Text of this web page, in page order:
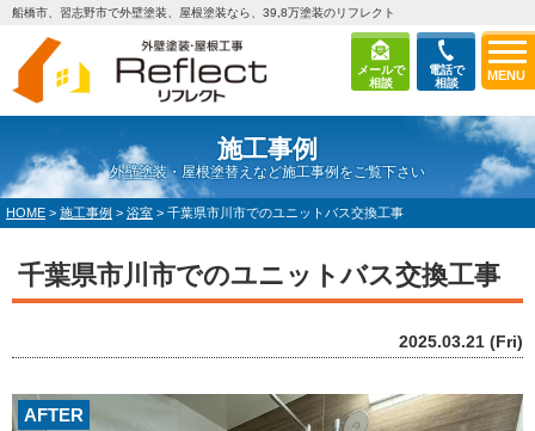
メールで
相談
電話で
相談
MENU
船橋市、習志野市で外壁塗装、屋根塗装なら、39,8万塗装のリフレクト
施工事例
外壁塗装・屋根塗替えなど施工事例をご覧下さい
HOME > 施工事例 > 浴室 > 千葉県市川市でのユニットバス交換工事
千葉県市川市でのユニットバス交換工事
2025.03.21 (Fri)
AFTER